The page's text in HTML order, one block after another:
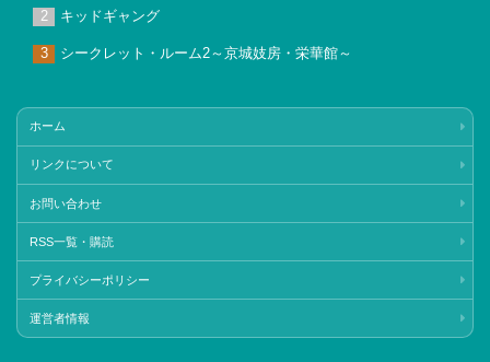
キッドギャング
シークレット・ルーム2～京城妓房・栄華館～
ホーム
リンクについて
お問い合わせ
RSS一覧・購読
プライバシーポリシー
運営者情報